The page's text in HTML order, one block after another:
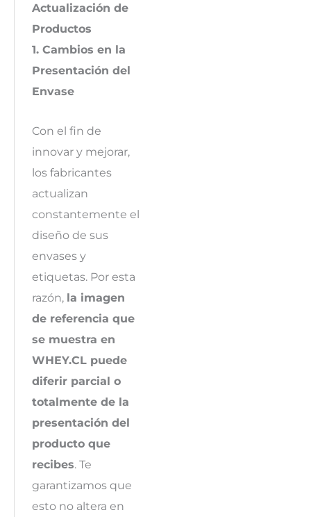
Actualización de
Productos
1. Cambios en la
Presentación del
Envase
Con el fin de
innovar y mejorar,
los fabricantes
actualizan
constantemente el
diseño de sus
envases y
etiquetas. Por esta
razón, la imagen
de referencia que
se muestra en
WHEY.CL puede
diferir parcial o
totalmente de la
presentación del
producto que
recibes. Te
garantizamos que
esto no altera en